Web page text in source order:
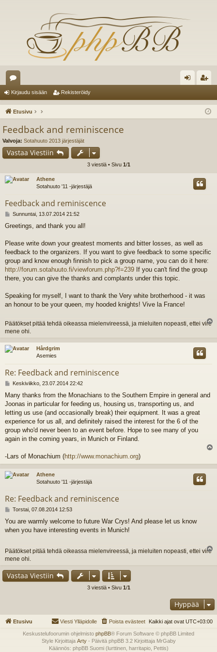
es
ku
ua
ee
au ist
Kirjaudu sisään Rekisteröidy
Etusivu
Feedback and reminiscence
Valvoja: Sotahuuto 2013 järjestäjät
Vastaa Viestiin
3 viestiä • Sivu 1/1
Athene
Sotahuuto '11 -järjestäjä
Feedback and reminiscence
V
e
t
i
Sunnuntai, 13.07.2014 21:52
Greetings, and thank you all!
Please write down your greatest moments and bitter losses, as well as
feedback to the organizers. If you want to give feedback to some specific
group and know enough finnish to pick a group name, you can do it here:
http://forum.sotahuuto.fi/viewforum.php?f=239 If you can't find the group
there, you can give the thanks and complants under this topic.
Speaking for myself, I want to thank the Very white brotherhood - it was
an honour to be your queen, my hooded knights! Vive la France!
Päätökset pitää tehdä oikeassa mielenvireessä, ja mieluiten nopeasti, ettei vire
mene ohi.
s
Hårdgrim
Asemies
Re: Feedback and reminiscence
V
e
s
t
i
Keskiviikko, 23.07.2014 22:42
Many thanks from the Monachians to the Southern Empire in general and
Joonas in particular for feeding us, housing us, transporting us, and
letting us use (and occasionally break) their equipment. It was a great
experience for us all, and definitely raised the interest for the 6 of the
group who'd never been to an event before. Hope to see many of you
again in the coming years, in Munich or Finland.
-Lars of Monachium (http://www.monachium.org)
ö
Athene
Sotahuuto '11 -järjestäjä
Re: Feedback and reminiscence
V
e
s
Torstai, 07.08.2014 12:53
You are warmly welcome to future War Crys! And please let us know
when you have interesting events in Munich!
Päätökset pitää tehdä oikeassa mielenvireessä, ja mieluiten nopeasti, ettei vire
mene ohi.
Vastaa Viestiin
3 viestiä • Sivu 1/1
Hyppää
Etusivu Kaikki ajat ovat UTC+03:00
Poista evästeet
Viesti Ylläpidolle
Keskustelufoorumin ohjelmisto phpBB® Forum Software © phpBB Limited
Style Kirjoittaja Arty- Päivitä phpBB 3.2 Kirjoittaja MrGaby
Käännös: phpBB Suomi (lurttinen, harritapio, Pettis)